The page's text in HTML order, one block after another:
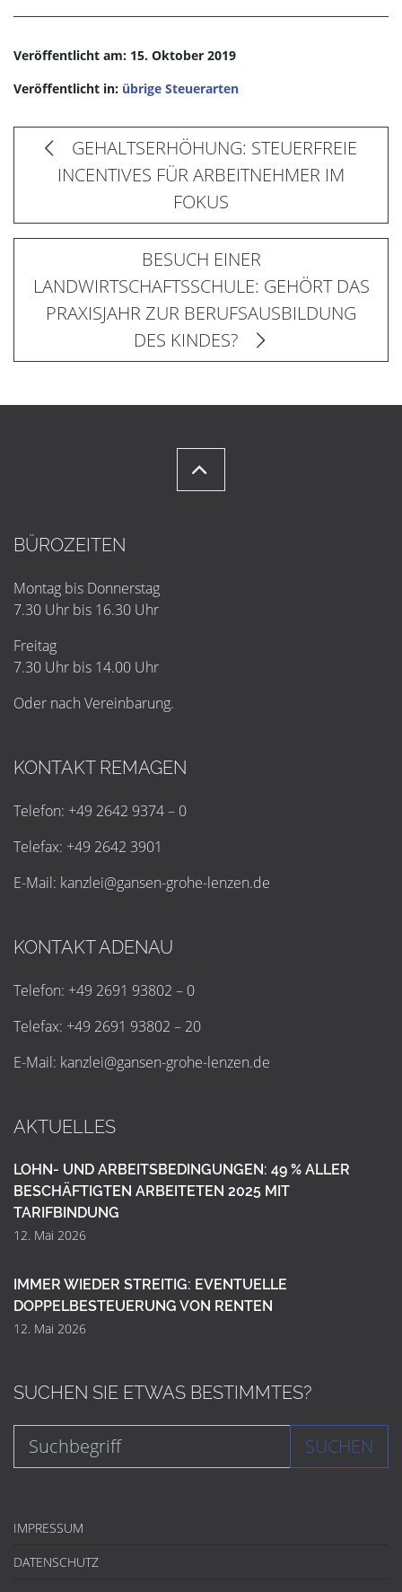
Veröffentlicht am: 15. Oktober 2019
Veröffentlicht in: übrige Steuerarten
GEHALTSERHÖHUNG: STEUERFREIE
INCENTIVES FÜR ARBEITNEHMER IM
FOKUS
BESUCH EINER
LANDWIRTSCHAFTSSCHULE: GEHÖRT DAS
PRAXISJAHR ZUR BERUFSAUSBILDUNG
DES KINDES?
BÜROZEITEN
Montag bis Donnerstag
7.30 Uhr bis 16.30 Uhr
Freitag
7.30 Uhr bis 14.00 Uhr
Oder nach Vereinbarung.
KONTAKT REMAGEN
Telefon: +49 2642 9374 – 0
Telefax: +49 2642 3901
E-Mail: kanzlei@gansen-grohe-lenzen.de
KONTAKT ADENAU
Telefon: +49 2691 93802 – 0
Telefax: +49 2691 93802 – 20
E-Mail: kanzlei@gansen-grohe-lenzen.de
AKTUELLES
LOHN- UND ARBEITSBEDINGUNGEN: 49 % ALLER
BESCHÄFTIGTEN ARBEITETEN 2025 MIT
TARIFBINDUNG
12. Mai 2026
IMMER WIEDER STREITIG: EVENTUELLE
DOPPELBESTEUERUNG VON RENTEN
12. Mai 2026
SUCHEN SIE ETWAS BESTIMMTES?
SUCHEN
IMPRESSUM
DATENSCHUTZ